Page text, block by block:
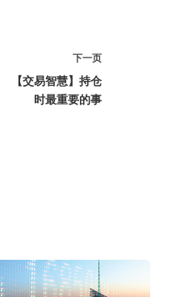
下一页
【交易智慧】持仓
时最重要的事